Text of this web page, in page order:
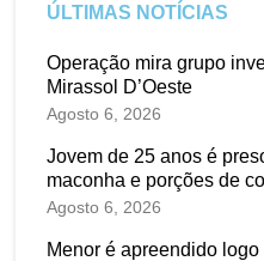
ÚLTIMAS NOTÍCIAS
Operação mira grupo
Mirassol D’Oeste
Agosto 6, 2026
Jovem de 25 anos é
maconha e porções de
Agosto 6, 2026
Menor é apreendido